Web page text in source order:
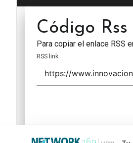
Código Rss
Para copiar el enlace RSS
RSS link